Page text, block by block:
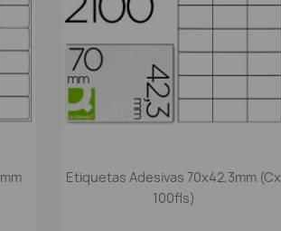
Vista rápida
Etiquetas Adesivas 70x42,3mm (Cx
100fls)